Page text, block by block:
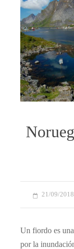
21/09/2018
Un fiordo es
por la